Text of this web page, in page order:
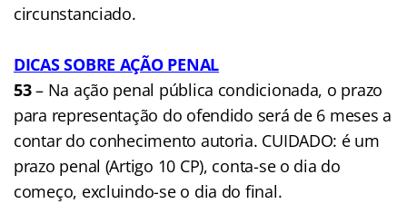
circunstanciado.
DICAS SOBRE AÇÃO PENAL
53– Na ação penal pública condicionada, o prazo
para representação do ofendido será de 6 meses a
contar do conhecimento autoria. CUIDADO: é um
prazo penal (Artigo 10 CP), conta-se o dia do
começo, excluindo-se o dia do final.